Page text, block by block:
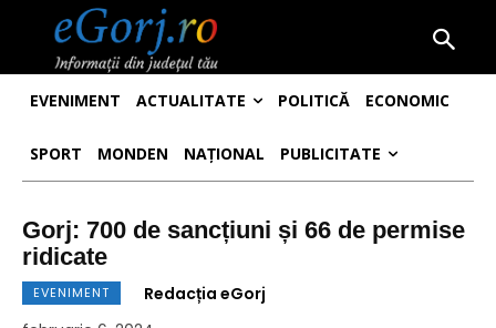
EVENIMENT ACTUALITATE POLITICĂ ECONOMIC
SPORT MONDEN NAȚIONAL PUBLICITATE
Gorj: 700 de sancțiuni și 66 de permise
ridicate
EVENIMENT
Redacția eGorj